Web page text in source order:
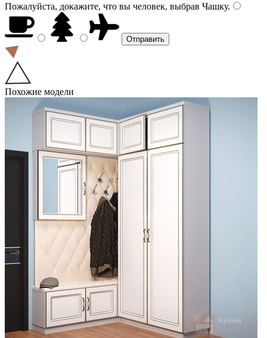
Пожалуйста, докажите, что вы человек, выбрав Чашку.
Похожие модели